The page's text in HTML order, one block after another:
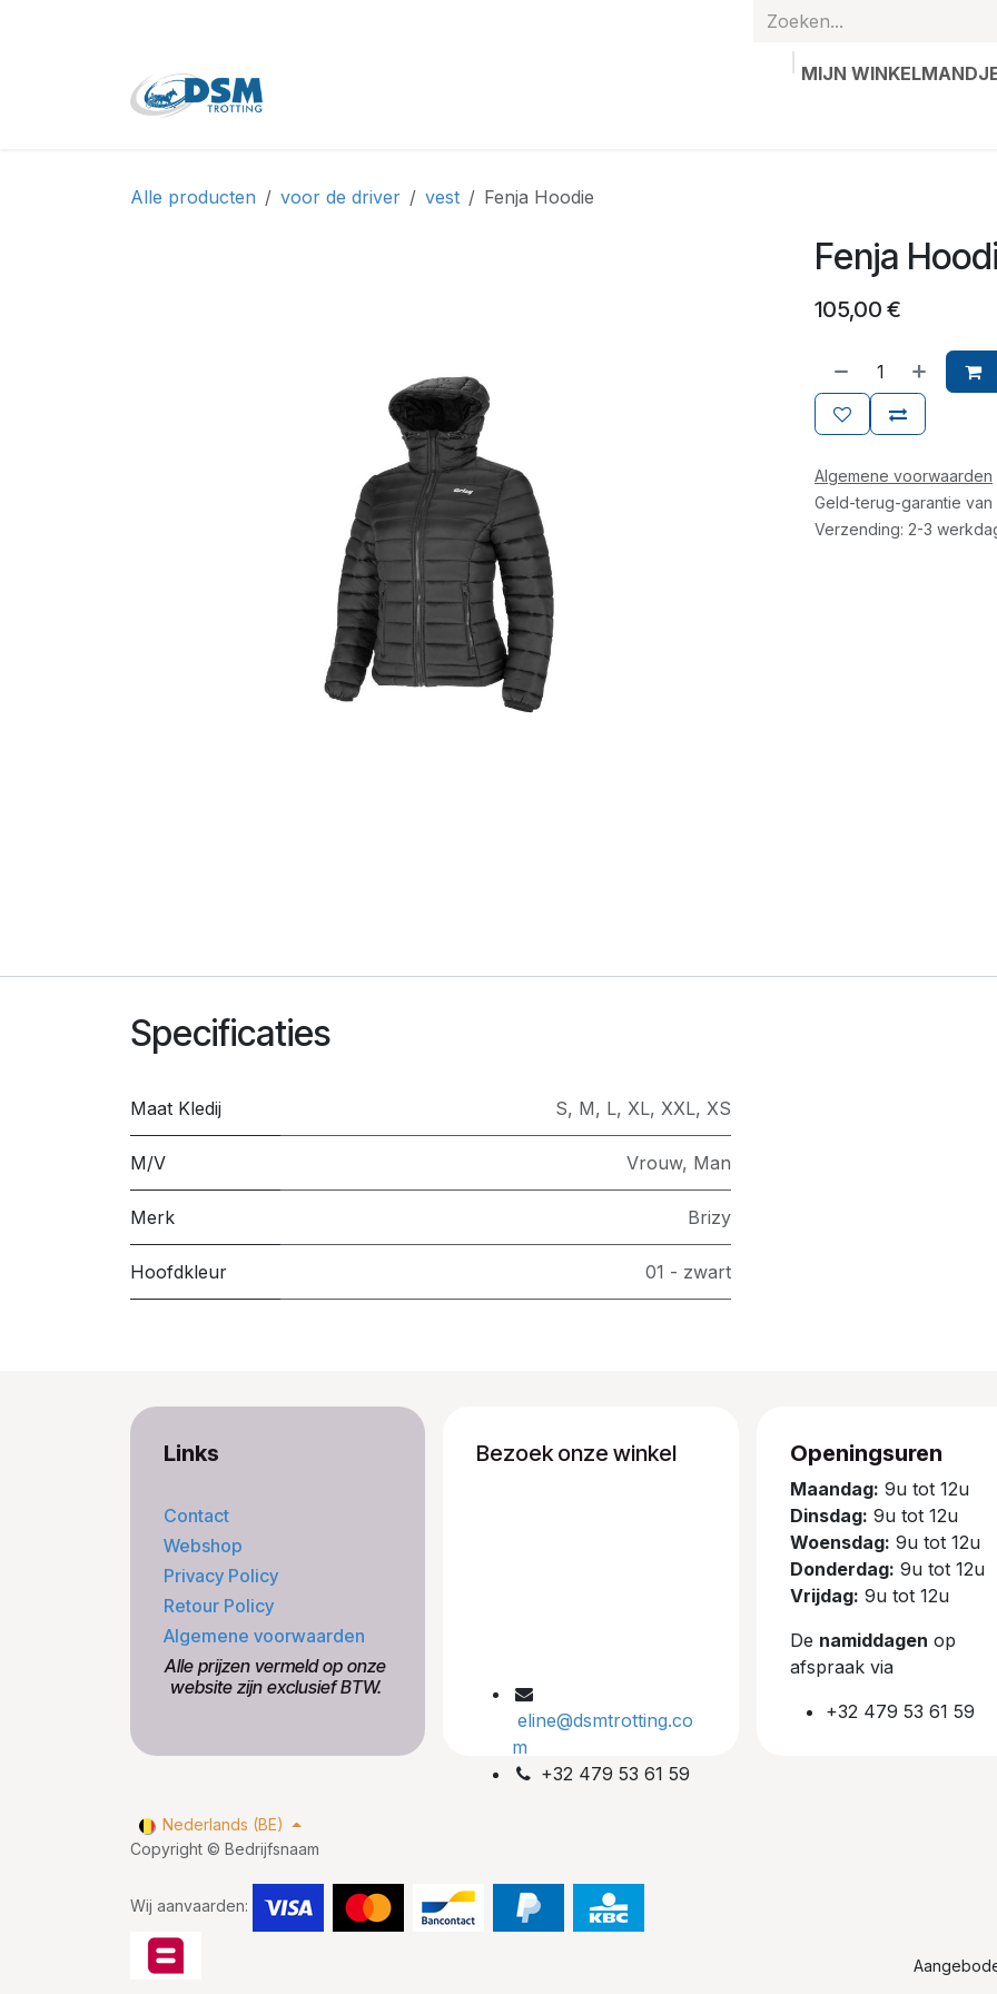
MIJN
Alle producten voor de driver vest Fenja Hoodie
Fenja
105,00 €
Algemene voorwaarden
Geld-terug-garantie van
Verzending: 2-3
Specificaties
Maat Kledij S, M, L, XL, XXL, XS
M/V Vrouw, Man
Merk Brizy
Hoofdkleur 01 - zwart
Links
Contact
Webshop
Privacy Policy
Retour Policy
Algemene voorwaarden
​Alle prijzen vermeld op onze
​website zijn exclusief BTW.
Bezoek onze winkel
eline@dsmtrotting.co
m
+32 479 53 61 59
Openingsuren
Maandag: 9u tot 12u
Dinsdag: 9u tot 12u
Woensdag: 9u tot 12u
Donderdag: 9u tot 12u
Vrijdag: 9u tot 12u
De namiddagen op
afspraak via
+32 479 53 61 59
Copyright © Bedrijfsnaam
Wij aanvaarden:
Nederlands (BE)